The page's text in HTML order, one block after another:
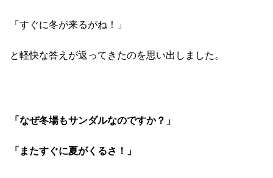
「すぐに冬が来るがね！」
と軽快な答えが返ってきたのを思い出しました。
「なぜ冬場もサンダルなのですか？」
「またすぐに夏がくるさ！」